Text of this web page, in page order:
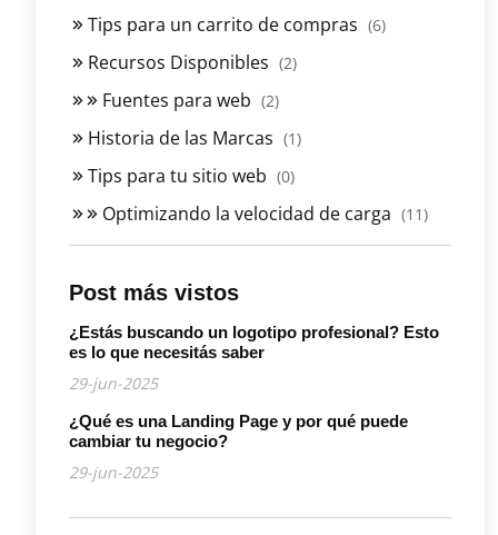
Tips para un carrito de compras (6)
Recursos Disponibles (2)
Fuentes para web (2)
Historia de las Marcas (1)
Tips para tu sitio web (0)
Optimizando la velocidad de carga (11)
Post más vistos
¿Estás buscando un logotipo profesional? Esto
es lo que necesitás saber
29-jun-2025
¿Qué es una Landing Page y por qué puede
cambiar tu negocio?
29-jun-2025